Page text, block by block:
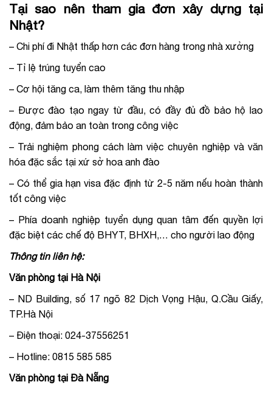
Tại sao nên tham gia đơn xây dựng tại
Nhật?
– Chi phí đi Nhật thấp hơn các đơn hàng trong nhà xưởng
– Tỉ lệ trúng tuyển cao
– Cơ hội tăng ca, làm thêm tăng thu nhập
– Được đào tạo ngay từ đầu, có đầy đủ đồ bảo hộ lao
động, đảm bảo an toàn trong công việc
– Trải nghiệm phong cách làm việc chuyên nghiệp và văn
hóa đặc sắc tại xứ sở hoa anh đào
– Có thể gia hạn visa đặc định từ 2-5 năm nếu hoàn thành
tốt công việc
– Phía doanh nghiệp tuyển dụng quan tâm đến quyền lợi
đặc biệt các chế độ BHYT, BHXH,… cho người lao động
Thông tin liên hệ:
Văn phòng tại Hà Nội
– ND Building, số 17 ngõ 82 Dịch Vọng Hậu, Q.Cầu Giấy,
TP.Hà Nội
– Điện thoại: 024-37556251
– Hotline: 0815 585 585
Văn phòng tại Đà Nẵng